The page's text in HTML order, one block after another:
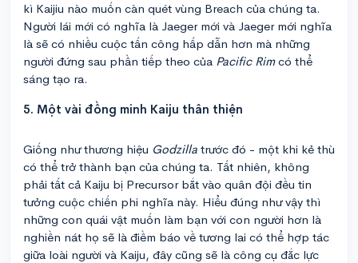
kì Kaijiu nào muốn càn quét vùng Breach của chúng ta.
Người lái mới có nghĩa là Jaeger mới và Jaeger mới nghĩa
là sẽ có nhiều cuộc tấn công hấp dẫn hơn mà những
người đứng sau phần tiếp theo của Pacific Rimcó thể
sáng tạo ra.
5. Một vài đồng minh Kaiju thân thiện
Giống như thương hiệu Godzilla trước đó - một khi kẻ thù
có thể trở thành bạn của chúng ta. Tất nhiên, không
phải tất cả Kaiju bị Precursor bắt vào quân đội đều tin
tưởng cuộc chiến phi nghĩa này. Hiểu đúng như vậy thì
những con quái vật muốn làm bạn với con người hơn là
nghiền nát họ sẽ là điềm báo về tương lai có thể hợp tác
giữa loài người và Kaiju, đây cũng sẽ là công cụ đắc lực